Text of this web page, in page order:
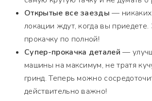
Открытые все заезды — никаких
локации ждут, когда вы
прокачку по полной!
Супер-прокачка деталей —
машины на максимум, не тратя
гринд. Теперь можно
действительно важно!